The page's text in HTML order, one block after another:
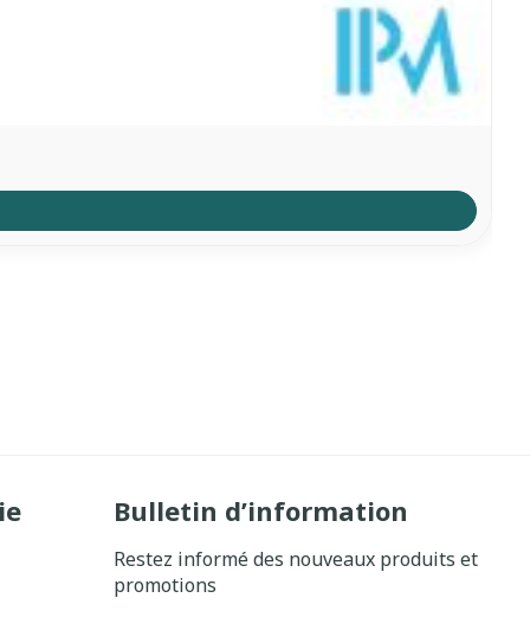
Bulletin d’information
Restez informé des nouveaux produits et
promotions